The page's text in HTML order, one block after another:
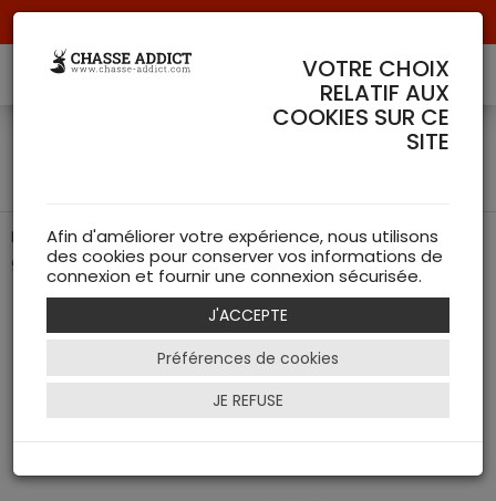
Montage Mauser M25 VM
Montage fixe Mauser M25 pour optique Zeiss ? Précision
garantie
VOTRE CHOIX
RELATIF AUX
COOKIES SUR CE
SITE
Afin d'améliorer votre expérience, nous utilisons
des cookies pour conserver vos informations de
connexion et fournir une connexion sécurisée.
J'ACCEPTE
Préférences de cookies
JE REFUSE